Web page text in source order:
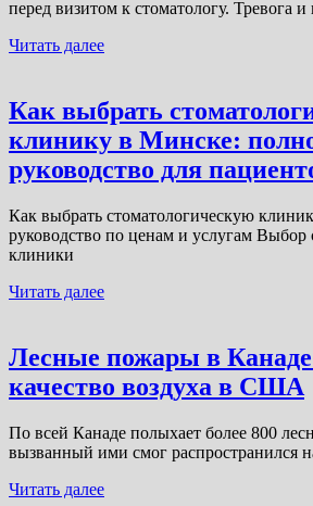
перед визитом к стоматологу. Тревога и
Читать далее
Как выбрать
клинику в Минске:
руководство для
Как выбрать стоматологическую
руководство по ценам и услугам Выбор
клиники
Читать далее
Лесные пожары в
качество воздуха в США
По всей Канаде полыхает более 800
вызванный ими смог распространился
Читать далее